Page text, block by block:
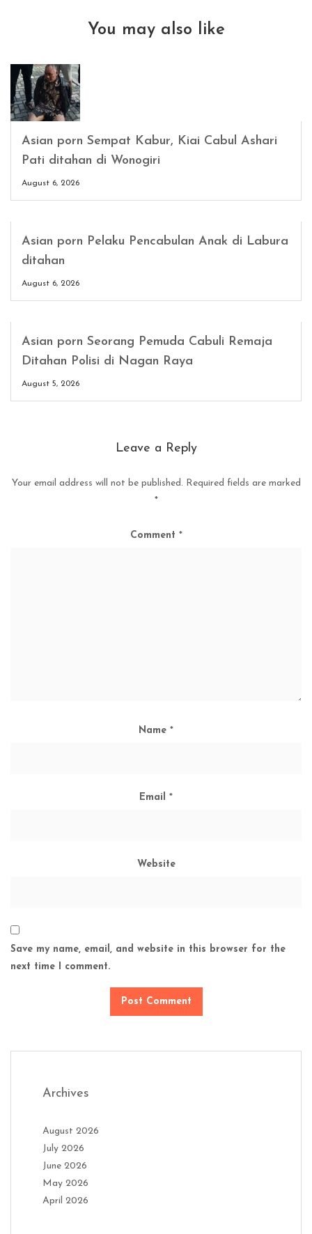
You may also like
Asian porn Sempat Kabur, Kiai Cabul Ashari
Pati ditahan di Wonogiri
August 6, 2026
Asian porn Pelaku Pencabulan Anak di Labura
ditahan
August 6, 2026
Asian porn Seorang Pemuda Cabuli Remaja
Ditahan Polisi di Nagan Raya
August 5, 2026
Leave a Reply
Your email address will not be published. Required fields are marked
*
Comment *
Name *
Email *
Website
Save my name, email, and website in this browser for the
next time I comment.
Archives
August 2026
July 2026
June 2026
May 2026
April 2026